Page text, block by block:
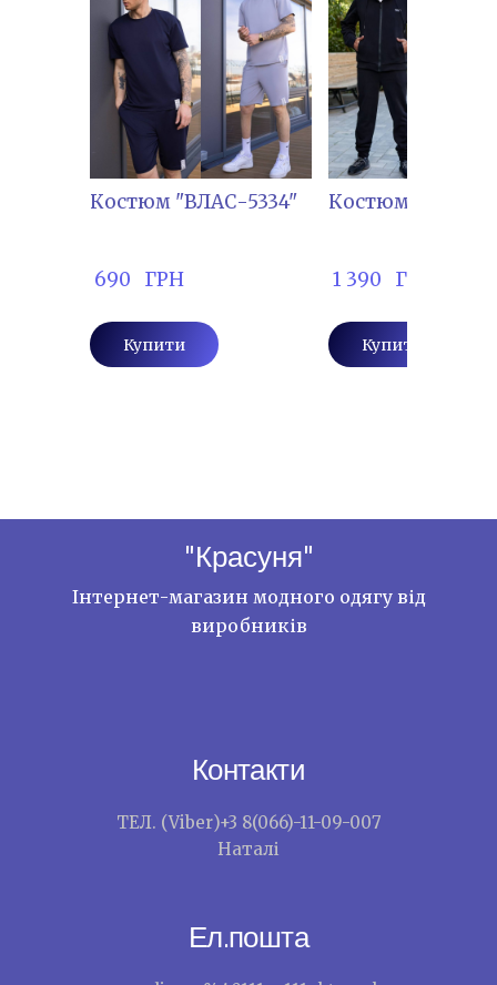
Костюм "ВЛАС-5334"
690   ГРН
Купити
Костюм "ЛЕТ-
1 390   ГРН
Купити
"Красуня"
Інтернет-магазин модного одягу від
виробників
Контакти
ТЕЛ. (Viber)+3 8(066)-11-09-007
Наталі
Ел.пошта